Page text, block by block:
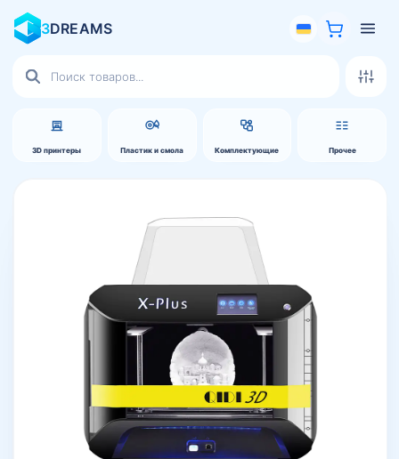
3DREAMS
3D принтеры Пластик и смола Комплектующие Прочее
товаров